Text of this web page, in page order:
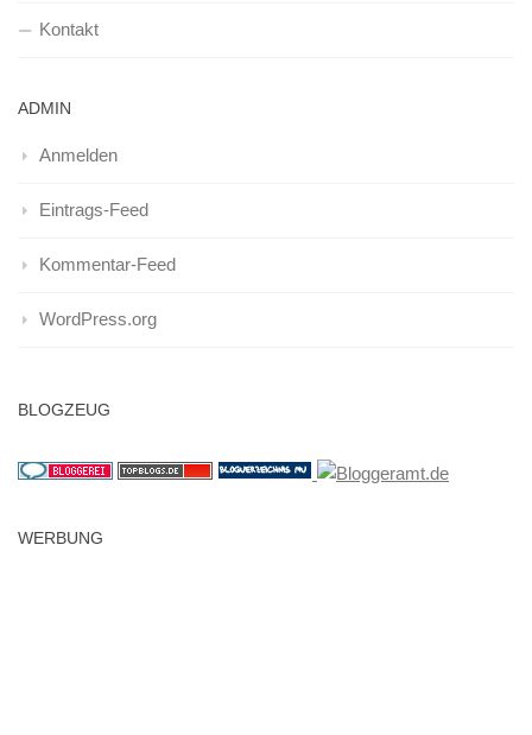
Kontakt
ADMIN
Anmelden
Eintrags-Feed
Kommentar-Feed
WordPress.org
BLOGZEUG
WERBUNG